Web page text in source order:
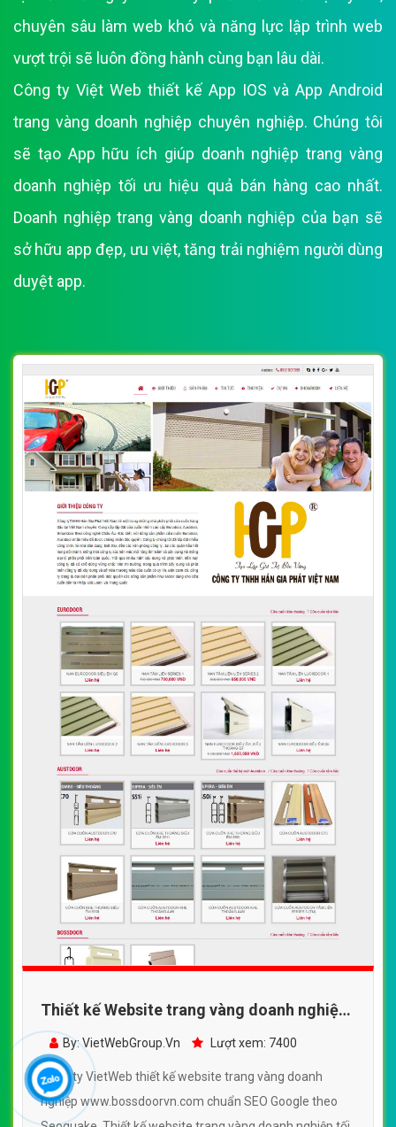
chuyên sâu làm web khó và năng lực lập trình web
vượt trội sẽ luôn đồng hành cùng bạn lâu dài.
Công ty Việt Web thiết kế App IOS và App Android
trang vàng doanh nghiệp chuyên nghiệp. Chúng tôi
sẽ tạo App hữu ích giúp doanh nghiệp trang vàng
doanh nghiệp tối ưu hiệu quả bán hàng cao nhất.
Doanh nghiệp trang vàng doanh nghiệp của bạn sẽ
sở hữu app đẹp, ưu việt, tăng trải nghiệm người dùng
duyệt app.
Thiết kế Website trang vàng doanh nghiệp
- www.bossdoorvn.com - VietWebGroup.Vn
By: VietWebGroup.Vn Lượt xem: 7400
Công ty VietWeb thiết kế website trang vàng doanh
nghiệp www.bossdoorvn.com chuẩn SEO Google theo